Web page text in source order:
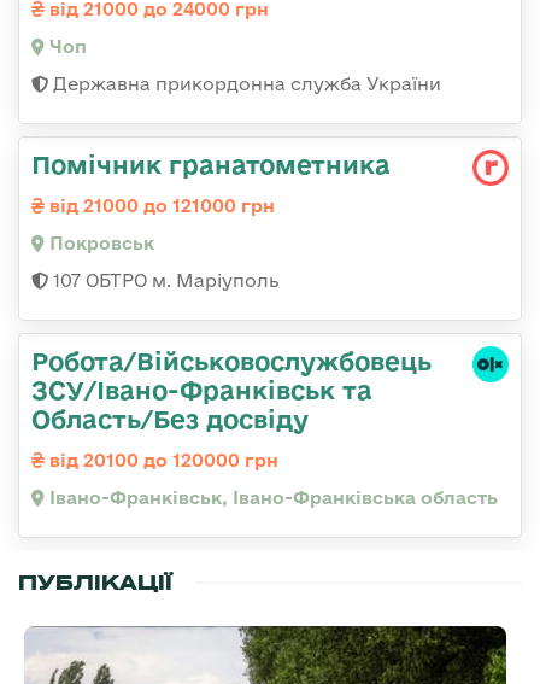
від 21000 до 24000 грн
Чоп
Державна прикордонна служба України
Помічник гранатометника
від 21000 до 121000 грн
Покровськ
107 ОБТРО м. Маріуполь
Робота/Військовослужбовець
ЗСУ/Івано-Франківськ та
Область/Без досвіду
від 20100 до 120000 грн
Івано-Франківськ, Івано-Франківська область
ПУБЛІКАЦІЇ